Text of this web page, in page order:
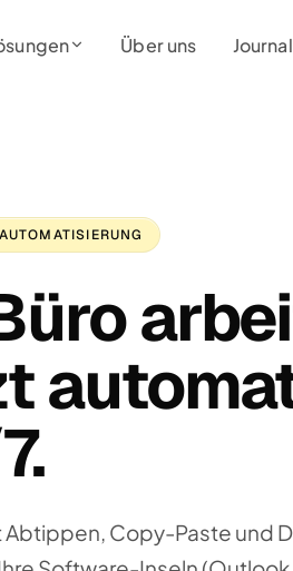
Über uns Journal
Abtippen, Copy-Paste und